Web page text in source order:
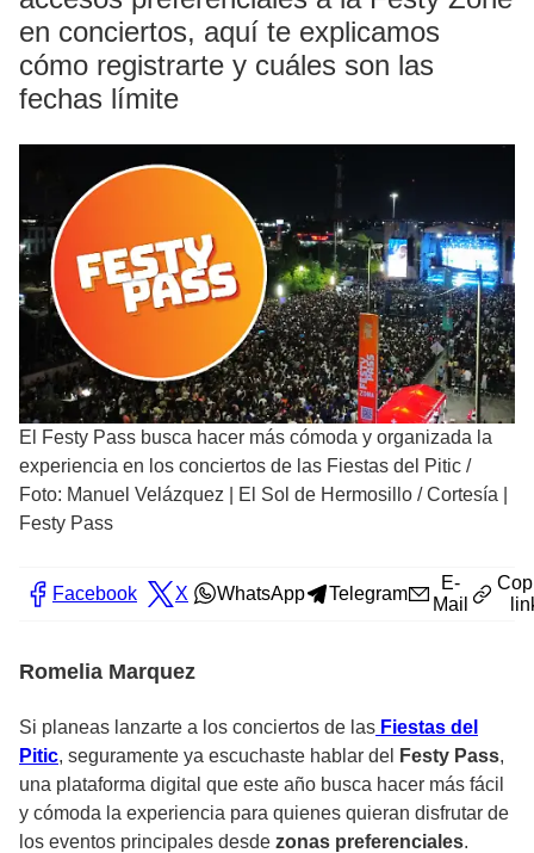
en conciertos, aquí te explicamos
cómo registrarte y cuáles son las
fechas límite
El Festy Pass busca hacer más cómoda y organizada la
experiencia en los conciertos de las Fiestas del Pitic /
Foto: Manuel Velázquez | El Sol de Hermosillo / Cortesía |
Festy Pass
Facebook X WhatsApp Telegram
E-
Mail
Romelia Marquez
Si planeas lanzarte a los conciertos de las Fiestas del
Pitic, seguramente ya escuchaste hablar del Festy Pass,
una plataforma digital que este año busca hacer más fácil
y cómoda la experiencia para quienes quieran disfrutar de
los eventos principales desde zonas preferenciales.